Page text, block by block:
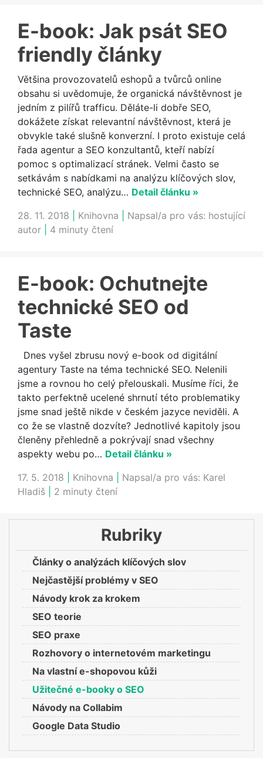
E-book: Jak psát SEO
friendly články
Většina provozovatelů eshopů a tvůrců online
obsahu si uvědomuje, že organická návštěvnost je
jedním z pilířů trafficu. Děláte-li dobře SEO,
dokážete získat relevantní návštěvnost, která je
obvykle také slušně konverzní. I proto existuje celá
řada agentur a SEO konzultantů, kteří nabízí
pomoc s optimalizací stránek. Velmi často se
setkávám s nabídkami na analýzu klíčových slov,
technické SEO, analýzu… Detail článku »
28. 11. 2018
Knihovna Napsal/a pro vás: hostující
autor
4 minuty čtení
E-book: Ochutnejte
technické SEO od
Taste
Dnes vyšel zbrusu nový e-book od digitální
agentury Taste na téma technické SEO. Nelenili
jsme a rovnou ho celý přelouskali. Musíme říci, že
takto perfektně ucelené shrnutí této problematiky
jsme snad ještě nikde v českém jazyce neviděli. A
co že se vlastně dozvíte? Jednotlivé kapitoly jsou
členěny přehledně a pokrývají snad všechny
aspekty webu po… Detail článku »
17. 5. 2018
Knihovna Napsal/a pro vás: Karel
Hladiš
2 minuty čtení
Rubriky
Články o analýzách klíčových slov
Nejčastější problémy v SEO
Návody krok za krokem
SEO teorie
SEO praxe
Rozhovory o internetovém marketingu
Na vlastní e-shopovou kůži
Užitečné e-booky o SEO
Návody na Collabim
Google Data Studio